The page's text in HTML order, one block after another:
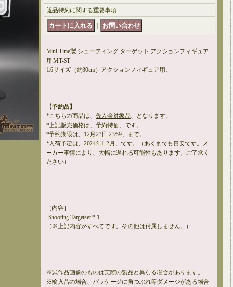
返品特約に関する重要事項
Mini Time製 シューティング ターゲット アクションフィギュア
用 MT-ST
1/6サイズ（約30cm）アクションフィギュア用。
【予約品】
*こちらの商品は、 先入金対象品、となります。
*上記販売価格は、 予約特価、です。
*予約期限は、 12月27日 23:59、まで。
*入荷予定は、 2024年1-2月 、です。（あくまでも目安です。メ
ーカー事情により、大幅に遅れる可能性もあります。ご了承く
ださい）
［内容］
-Shooting Targetset * 1
（※上記内容がすべてです。その他は付属しません。）
※試作品画像のものは実際の製品と異なる場合があります。
※輸入品の場合、パッケージに角つぶれ等ダメージがある場合